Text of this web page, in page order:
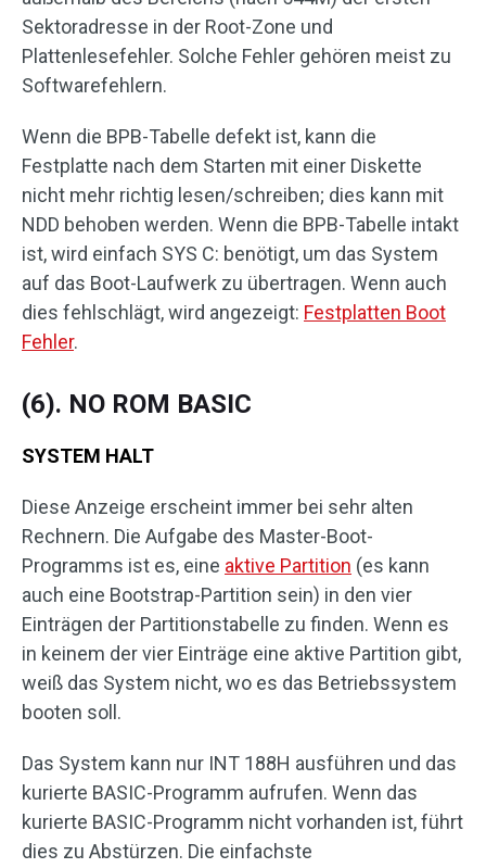
Sektoradresse in der Root-Zone und
Plattenlesefehler. Solche Fehler gehören meist zu
Softwarefehlern.
Wenn die BPB-Tabelle defekt ist, kann die
Festplatte nach dem Starten mit einer Diskette
nicht mehr richtig lesen/schreiben; dies kann mit
NDD behoben werden. Wenn die BPB-Tabelle intakt
ist, wird einfach SYS C: benötigt, um das System
auf das Boot-Laufwerk zu übertragen. Wenn auch
dies fehlschlägt, wird angezeigt: Festplatten Boot
Fehler.
(6). NO ROM BASIC
SYSTEM HALT
Diese Anzeige erscheint immer bei sehr alten
Rechnern. Die Aufgabe des Master-Boot-
Programms ist es, eine aktive Partition (es kann
auch eine Bootstrap-Partition sein) in den vier
Einträgen der Partitionstabelle zu finden. Wenn es
in keinem der vier Einträge eine aktive Partition gibt,
weiß das System nicht, wo es das Betriebssystem
booten soll.
Das System kann nur INT 188H ausführen und das
kurierte BASIC-Programm aufrufen. Wenn das
kurierte BASIC-Programm nicht vorhanden ist, führt
dies zu Abstürzen. Die einfachste